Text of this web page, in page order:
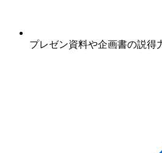
プレゼン資料や企画書の説得